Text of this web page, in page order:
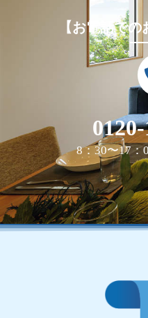
【お電話で
8：30〜17：